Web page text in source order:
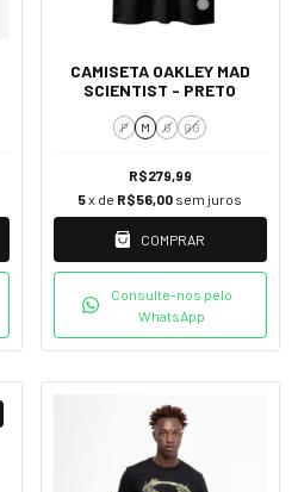
CAMISETA OAKLEY MAD
SCIENTIST - PRETO
P M G GG
R$279,99
5x de R$56,00 sem juros
COMPRAR
Consulte-nos pelo
WhatsApp